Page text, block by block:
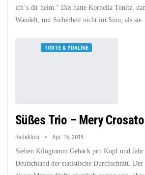
ich´s dir heim.“ Das hatte Kornelia Tonitz,
Wandelt, mit Sicherheit nicht im Sinn, als sie…
TORTE & PRALINE
Süßes Trio – Mery Crosato
Redaktion Apr. 15, 2019
Sieben Kilogramm Gebäck pro Kopf und
Deutschland der statistische Durchschnitt.